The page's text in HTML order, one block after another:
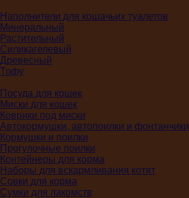
Наполнители для кошачьих туалетов
Минеральный
Растительный
Силикагелевый
Древесный
Тофу
Посуда для кошек
Миски для кошек
Коврики под миски
Автокормушки, автопоилки и фонтанчики
Кормушки и поилки
Прогулочные поилки
Контейнеры для корма
Наборы для вскармливания котят
Совки для корма
Сумки для лакомств